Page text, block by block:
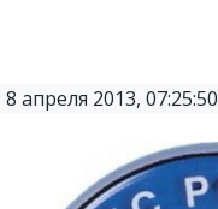
8 апреля 2013, 07:25:50